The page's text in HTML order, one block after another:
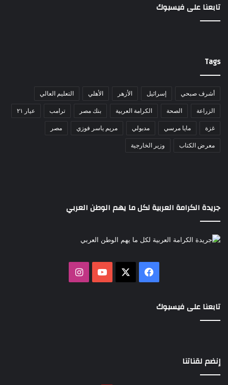
تابعنا على فيسبوك
Tags
أشرف صبحي إسرائيل الأزهر الأهلي التعليم العالي
الزراعة الصحة الكرامة العربية بنك مصر ترامب عيار ٢١
غزة مايا مرسي مدبولي مريم ياسر فوزي مصر
معرض الكتاب وزير الخارجية
جريدة الكرامة العربية لكل ما يهم الوطن العربي
فيسبوك ‫YouTube
تابعنا على فيسبوك
إنضم لقناتنا